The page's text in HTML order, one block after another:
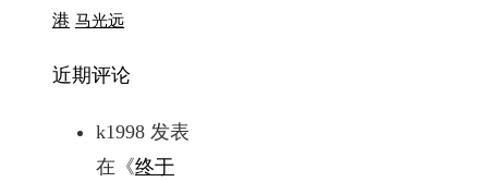
港 马光远
近期评论
k1998 发表
在《终于